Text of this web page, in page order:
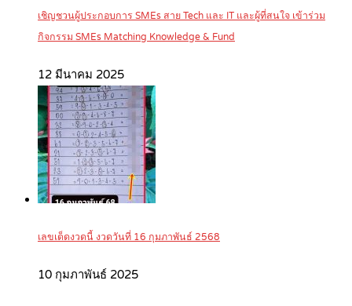
เชิญชวนผู้ประกอบการ SMEs สาย Tech และ IT และผู้ที่สนใจ เข้าร่วม
กิจกรรม SMEs Matching Knowledge & Fund
12 มีนาคม 2025
เลขเด็ดงวดนี้ งวดวันที่ 16 กุมภาพันธ์ 2568
10 กุมภาพันธ์ 2025